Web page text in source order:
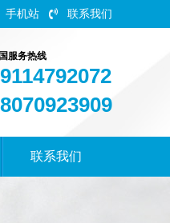
手机站 联系我们
服务热线
联系我们